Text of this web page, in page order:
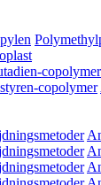
copolymer
copolymer